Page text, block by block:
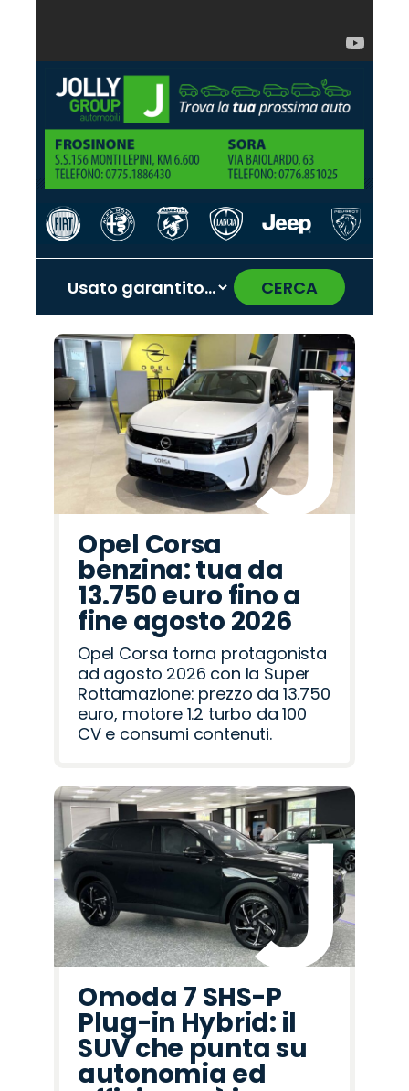
CERCA
Promo
Seat
Promo
Cupra
Promo
Lancia
Promo
Hyundai
Promo
Citroën
Promo
Jaecoo
Promo
Mazda
Promo
Land
Rover
Promo
Omoda
Promo
Alfa
Romeo
Promo
Opel
Promo
Abarth
Promo
Jeep
Promo
Peugeot
Promo
Fiat
‹ ›
Opel Corsa
benzina: tua da
13.750 euro fino a
fine agosto 2026
Opel Corsa torna protagonista
ad agosto 2026 con la Super
Rottamazione: prezzo da 13.750
euro, motore 1.2 turbo da 100
CV e consumi contenuti.
Omoda 7 SHS-P
Plug-in Hybrid: il
SUV che punta su
autonomia ed